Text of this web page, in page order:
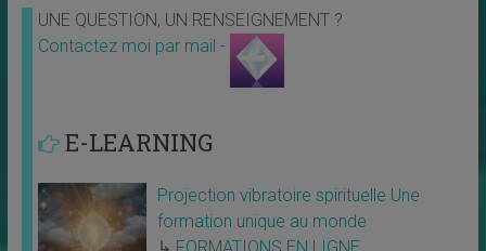
UNE QUESTION, UN RENSEIGNEMENT ?
Contactez moi par mail -
E-LEARNING
Projection vibratoire spirituelle Une
formation unique au monde